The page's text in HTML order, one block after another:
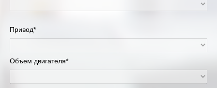
Привод*
Объем двигателя*